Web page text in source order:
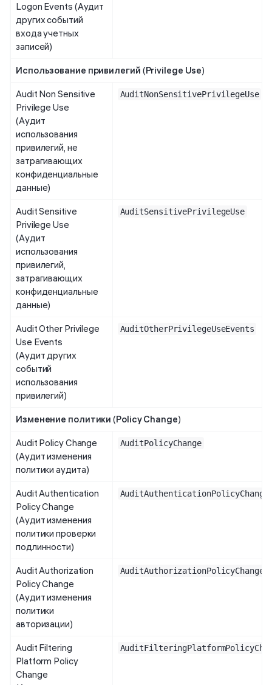
Logon Events (Аудит
других событий
входа учетных
записей)
Использование привилегий (Privilege Use)
Audit Non Sensitive
Privilege Use
(Аудит
использования
привилегий, не
затрагивающих
конфиденциальные
данные)
AuditNonSensitivePrivilegeUse
Audit Sensitive
Privilege Use
(Аудит
использования
привилегий,
затрагивающих
конфиденциальные
данные)
AuditSensitivePrivilegeUse
Audit Other Privilege
Use Events
(Аудит других
событий
использования
привилегий)
AuditOtherPrivilegeUseEvents
Изменение политики (Policy Change)
Audit Policy Change
(Аудит изменения
политики аудита)
AuditPolicyChange
Audit Authentication
Policy Change
(Аудит изменения
политики проверки
подлинности)
AuditAuthenticationPolicyChange
Audit Authorization
Policy Change
(Аудит изменения
политики
авторизации)
AuditAuthorizationPolicyChange
Audit Filtering
Platform Policy
Change